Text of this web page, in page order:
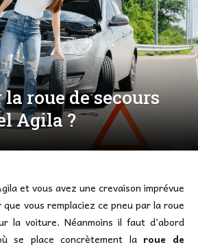
roue de secours
Agila ?
et vous avez une crevaison imprévue
vous remplaciez ce pneu par la roue
la voiture. Néanmoins il faut d’abord
se place concrètement laroue de